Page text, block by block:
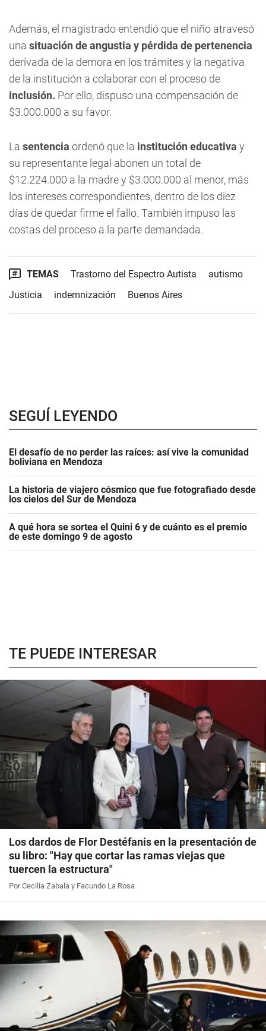
Además, el magistrado entendió que el niño atravesó
una situación de angustia y pérdida de pertenencia
derivada de la demora en los trámites y la negativa
de la institución a colaborar con el proceso de
inclusión. Por ello, dispuso una compensación de
$3.000.000 a su favor.
La sentencia ordenó que la institución educativa y
su representante legal abonen un total de
$12.224.000 a la madre y $3.000.000 al menor, más
los intereses correspondientes, dentro de los diez
días de quedar firme el fallo. También impuso las
costas del proceso a la parte demandada.
TEMAS Trastorno del Espectro Autista
autismo
Justicia
indemnización Buenos Aires
SEGUÍ LEYENDO
El desafío de no perder las raíces: así vive la comunidad
boliviana en Mendoza
La historia de viajero cósmico que fue fotografiado desde
los cielos del Sur de Mendoza
A qué hora se sortea el Quini 6 y de cuánto es el premio
de este domingo 9 de agosto
TE PUEDE INTERESAR
Los dardos de Flor Destéfanis en la presentación de
su libro: "Hay que cortar las ramas viejas que
tuercen la estructura"
Por Cecilia Zabala y Facundo La Rosa